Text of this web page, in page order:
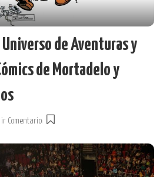
de Aventuras y
de Mortadelo y
Comentario